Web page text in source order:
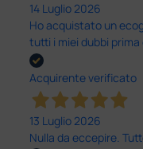
14 Luglio 2026
Ho acquistato un
tutti i miei dubbi
Acquirente verificato
13 Luglio 2026
Nulla da eccepire.